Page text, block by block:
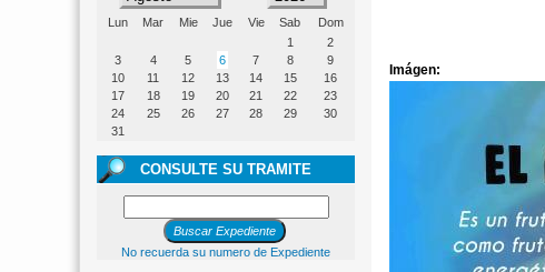
Lun Mar Mie Jue Vie Sab
Dom
1
2
3
4 5 6 7 8
9
10
11 12 13 14 15
16
17
18 19 20 21 22
23
24
25 26 27 28 29
30
31
CONSULTE SU TRAMITE
No recuerda su numero de Expediente
Imágen: